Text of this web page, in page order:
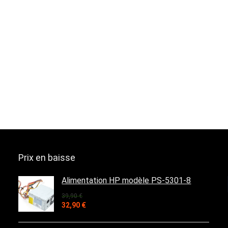
Prix en baisse
Alimentation HP modèle PS-5301-8
39,90€
Le
initial
32,90 €Le
actuel